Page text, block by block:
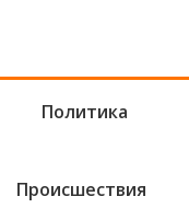
Политика
Происшествия